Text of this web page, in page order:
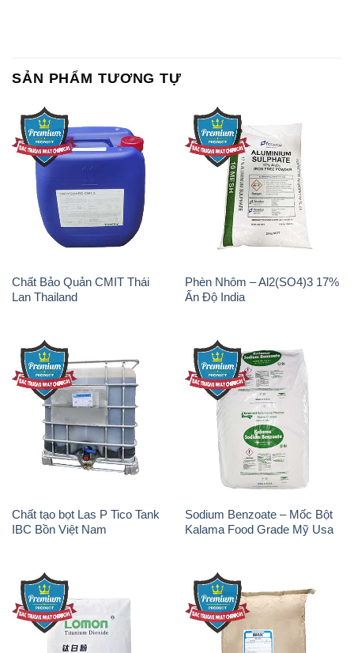
SẢN PHẨM TƯƠNG TỰ
Chất Bảo Quản CMIT Thái
Lan Thailand
Phèn Nhôm – Al2(SO4)3 17%
Ấn Độ India
Chất tạo bọt Las P Tico Tank
IBC Bồn Việt Nam
Sodium Benzoate – Mốc Bột
Kalama Food Grade Mỹ Usa